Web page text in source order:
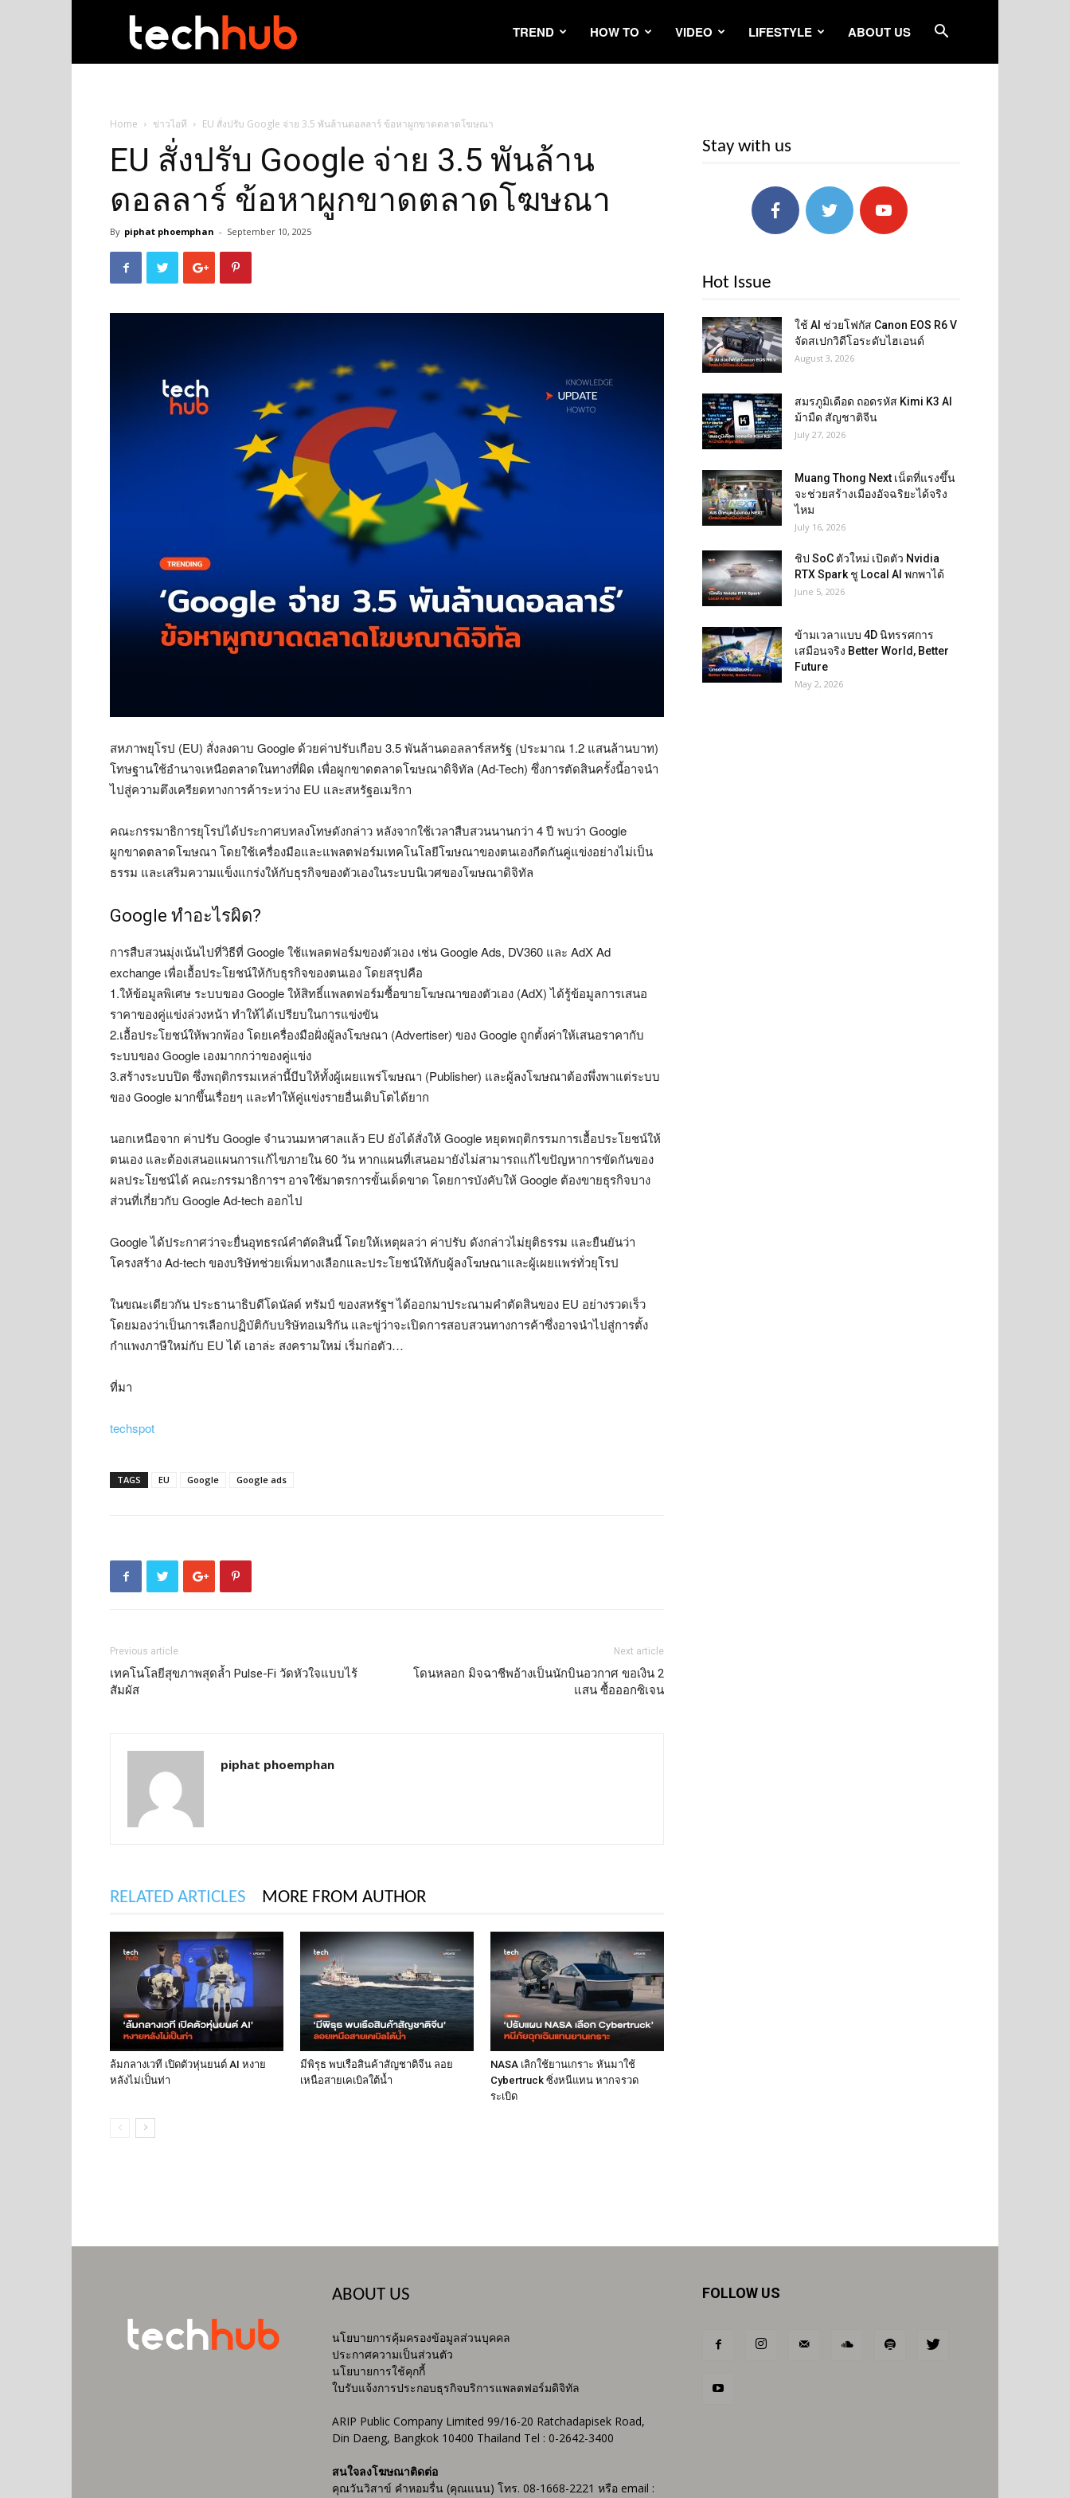
TREND HOW TO VIDEO LIFESTYLE ABOUT US
Home ข่าวไอที EU สั่งปรับ Google จ่าย 3.5 พันล้านดอลลาร์ ข้อหาผูกขาดตลาดโฆษณา
EU สั่งปรับ Google จ่าย 3.5 พันล้าน
ดอลลาร์ ข้อหาผูกขาดตลาดโฆษณา
By piphat phoemphan - September 10, 2025
สหภาพยุโรป (EU) สั่งลงดาบ Google ด้วยค่าปรับเกือบ 3.5 พันล้านดอลลาร์สหรัฐ (ประมาณ 1.2 แสนล้านบาท)
โทษฐานใช้อำนาจเหนือตลาดในทางที่ผิด เพื่อผูกขาดตลาดโฆษณาดิจิทัล (Ad-Tech) ซึ่งการตัดสินครั้งนี้อาจนำ
ไปสู่ความตึงเครียดทางการค้าระหว่าง EU และสหรัฐอเมริกา
คณะกรรมาธิการยุโรปได้ประกาศบทลงโทษดังกล่าว หลังจากใช้เวลาสืบสวนนานกว่า 4 ปี พบว่า Google
ผูกขาดตลาดโฆษณา โดยใช้เครื่องมือและแพลตฟอร์มเทคโนโลยีโฆษณาของตนเองกีดกันคู่แข่งอย่างไม่เป็น
ธรรม และเสริมความแข็งแกร่งให้กับธุรกิจของตัวเองในระบบนิเวศของโฆษณาดิจิทัล
Google ทำอะไรผิด?
การสืบสวนมุ่งเน้นไปที่วิธีที่ Google ใช้แพลตฟอร์มของตัวเอง เช่น Google Ads, DV360 และ AdX Ad
exchange เพื่อเอื้อประโยชน์ให้กับธุรกิจของตนเอง โดยสรุปคือ
1.ให้ข้อมูลพิเศษ ระบบของ Google ให้สิทธิ์แพลตฟอร์มซื้อขายโฆษณาของตัวเอง (AdX) ได้รู้ข้อมูลการเสนอ
ราคาของคู่แข่งล่วงหน้า ทำให้ได้เปรียบในการแข่งขัน
2.เอื้อประโยชน์ให้พวกพ้อง โดยเครื่องมือฝั่งผู้ลงโฆษณา (Advertiser) ของ Google ถูกตั้งค่าให้เสนอราคากับ
ระบบของ Google เองมากกว่าของคู่แข่ง
3.สร้างระบบปิด ซึ่งพฤติกรรมเหล่านี้บีบให้ทั้งผู้เผยแพร่โฆษณา (Publisher) และผู้ลงโฆษณาต้องพึ่งพาแต่ระบบ
ของ Google มากขึ้นเรื่อยๆ และทำให้คู่แข่งรายอื่นเติบโตได้ยาก
นอกเหนือจาก ค่าปรับ Google จำนวนมหาศาลแล้ว EU ยังได้สั่งให้ Google หยุดพฤติกรรมการเอื้อประโยชน์ให้
ตนเอง และต้องเสนอแผนการแก้ไขภายใน 60 วัน หากแผนที่เสนอมายังไม่สามารถแก้ไขปัญหาการขัดกันของ
ผลประโยชน์ได้ คณะกรรมาธิการฯ อาจใช้มาตรการขั้นเด็ดขาด โดยการบังคับให้ Google ต้องขายธุรกิจบาง
ส่วนที่เกี่ยวกับ Google Ad-tech ออกไป
Google ได้ประกาศว่าจะยื่นอุทธรณ์คำตัดสินนี้ โดยให้เหตุผลว่า ค่าปรับ ดังกล่าวไม่ยุติธรรม และยืนยันว่า
โครงสร้าง Ad-tech ของบริษัทช่วยเพิ่มทางเลือกและประโยชน์ให้กับผู้ลงโฆษณาและผู้เผยแพร่ทั่วยุโรป
ในขณะเดียวกัน ประธานาธิบดีโดนัลด์ ทรัมป์ ของสหรัฐฯ ได้ออกมาประณามคำตัดสินของ EU อย่างรวดเร็ว
โดยมองว่าเป็นการเลือกปฏิบัติกับบริษัทอเมริกัน และขู่ว่าจะเปิดการสอบสวนทางการค้าซึ่งอาจนำไปสู่การตั้ง
กำแพงภาษีใหม่กับ EU ได้ เอาล่ะ สงครามใหม่ เริ่มก่อตัว…
ที่มา
techspot
TAGS EU Google Google ads
Previous article
เทคโนโลยีสุขภาพสุดล้ำ Pulse-Fi วัดหัวใจแบบไร้
สัมผัส
Next article
โดนหลอก มิจฉาชีพอ้างเป็นนักบินอวกาศ ขอเงิน 2
แสน ซื้อออกซิเจน
piphat phoemphan
RELATED ARTICLES MORE FROM AUTHOR
ล้มกลางเวที เปิดตัวหุ่นยนต์ AI หงาย
หลังไม่เป็นท่า
มีพิรุธ พบเรือสินค้าสัญชาติจีน ลอย
เหนือสายเคเบิลใต้น้ำ
NASA เลิกใช้ยานเกราะ หันมาใช้
Cybertruck ซิ่งหนีแทน หากจรวด
ระเบิด
Stay with us
Hot Issue
ใช้ AI ช่วยโฟกัส Canon EOS R6 V
จัดสเปกวิดีโอระดับไฮเอนด์
August 3, 2026
สมรภูมิเดือด ถอดรหัส Kimi K3 AI
ม้ามืด สัญชาติจีน
July 27, 2026
Muang Thong Next เน็ตที่แรงขึ้น
จะช่วยสร้างเมืองอัจฉริยะได้จริง
ไหม
July 16, 2026
ชิป SoC ตัวใหม่ เปิดตัว Nvidia
RTX Spark ชู Local AI พกพาได้
June 5, 2026
ข้ามเวลาแบบ 4D นิทรรศการ
เสมือนจริง Better World, Better
Future
May 2, 2026
ABOUT US
นโยบายการคุ้มครองข้อมูลส่วนบุคคล
ประกาศความเป็นส่วนตัว
นโยบายการใช้คุกกี้
ใบรับแจ้งการประกอบธุรกิจบริการแพลตฟอร์มดิจิทัล
ARIP Public Company Limited 99/16-20 Ratchadapisek Road,
Din Daeng, Bangkok 10400 Thailand Tel : 0-2642-3400
สนใจลงโฆษณาติดต่อ
คุณวันวิสาข์ คำหอมรื่น (คุณแนน) โทร. 08-1668-2221 หรือ email :
FOLLOW US